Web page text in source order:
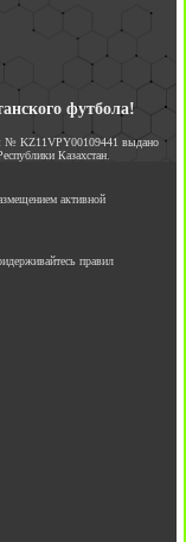
футбола!
№ KZ11VPY00109441 выдано
Казахстан.
активной
правил